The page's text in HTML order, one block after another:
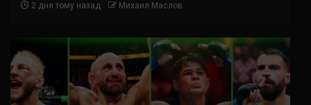
2 дня тому назад Михаил Маслов